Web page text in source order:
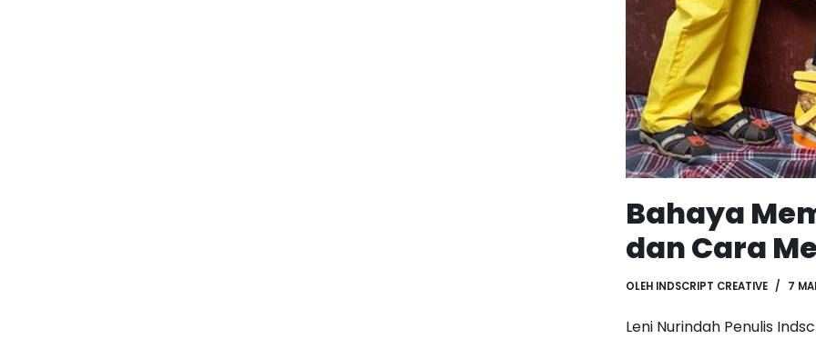
Bahaya
dan Cara
OLEH INDSCRIPT CREATIVE 7
Leni Nurindah Penulis